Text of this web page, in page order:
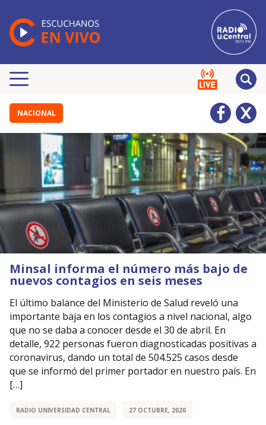
NACIONAL
Minsal informa el número más bajo de
nuevos contagios en seis meses
El último balance del Ministerio de Salud reveló una
importante baja en los contagios a nivel nacional, algo
que no se daba a conocer desde el 30 de abril. En
detalle, 922 personas fueron diagnosticadas positivas a
coronavirus, dando un total de 504.525 casos desde
que se informó del primer portador en nuestro país. En
[…]
RADIO UNIVERSIDAD CENTRAL 27 OCTUBRE, 2020